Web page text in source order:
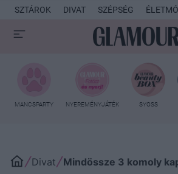
SZTÁROK DIVAT SZÉPSÉG
MANCSPARTY NYEREMÉNYJÁTÉK SYOSS
Divat Mindössze 3 komoly